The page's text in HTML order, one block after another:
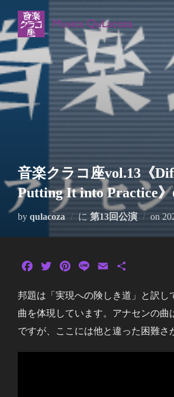
ン
テ
ツ
へ
ス
音楽クラコ座vol.13《
Putting It into Practice
by qulacoza に 第13回公演 on 投
c
e
o
o
i
t
e
r
n
t
r
e
n
邦題は「実現への険しき道」と訳し
曲を体現しています。アナセンの曲
ですが、ここには他と違った困難さ